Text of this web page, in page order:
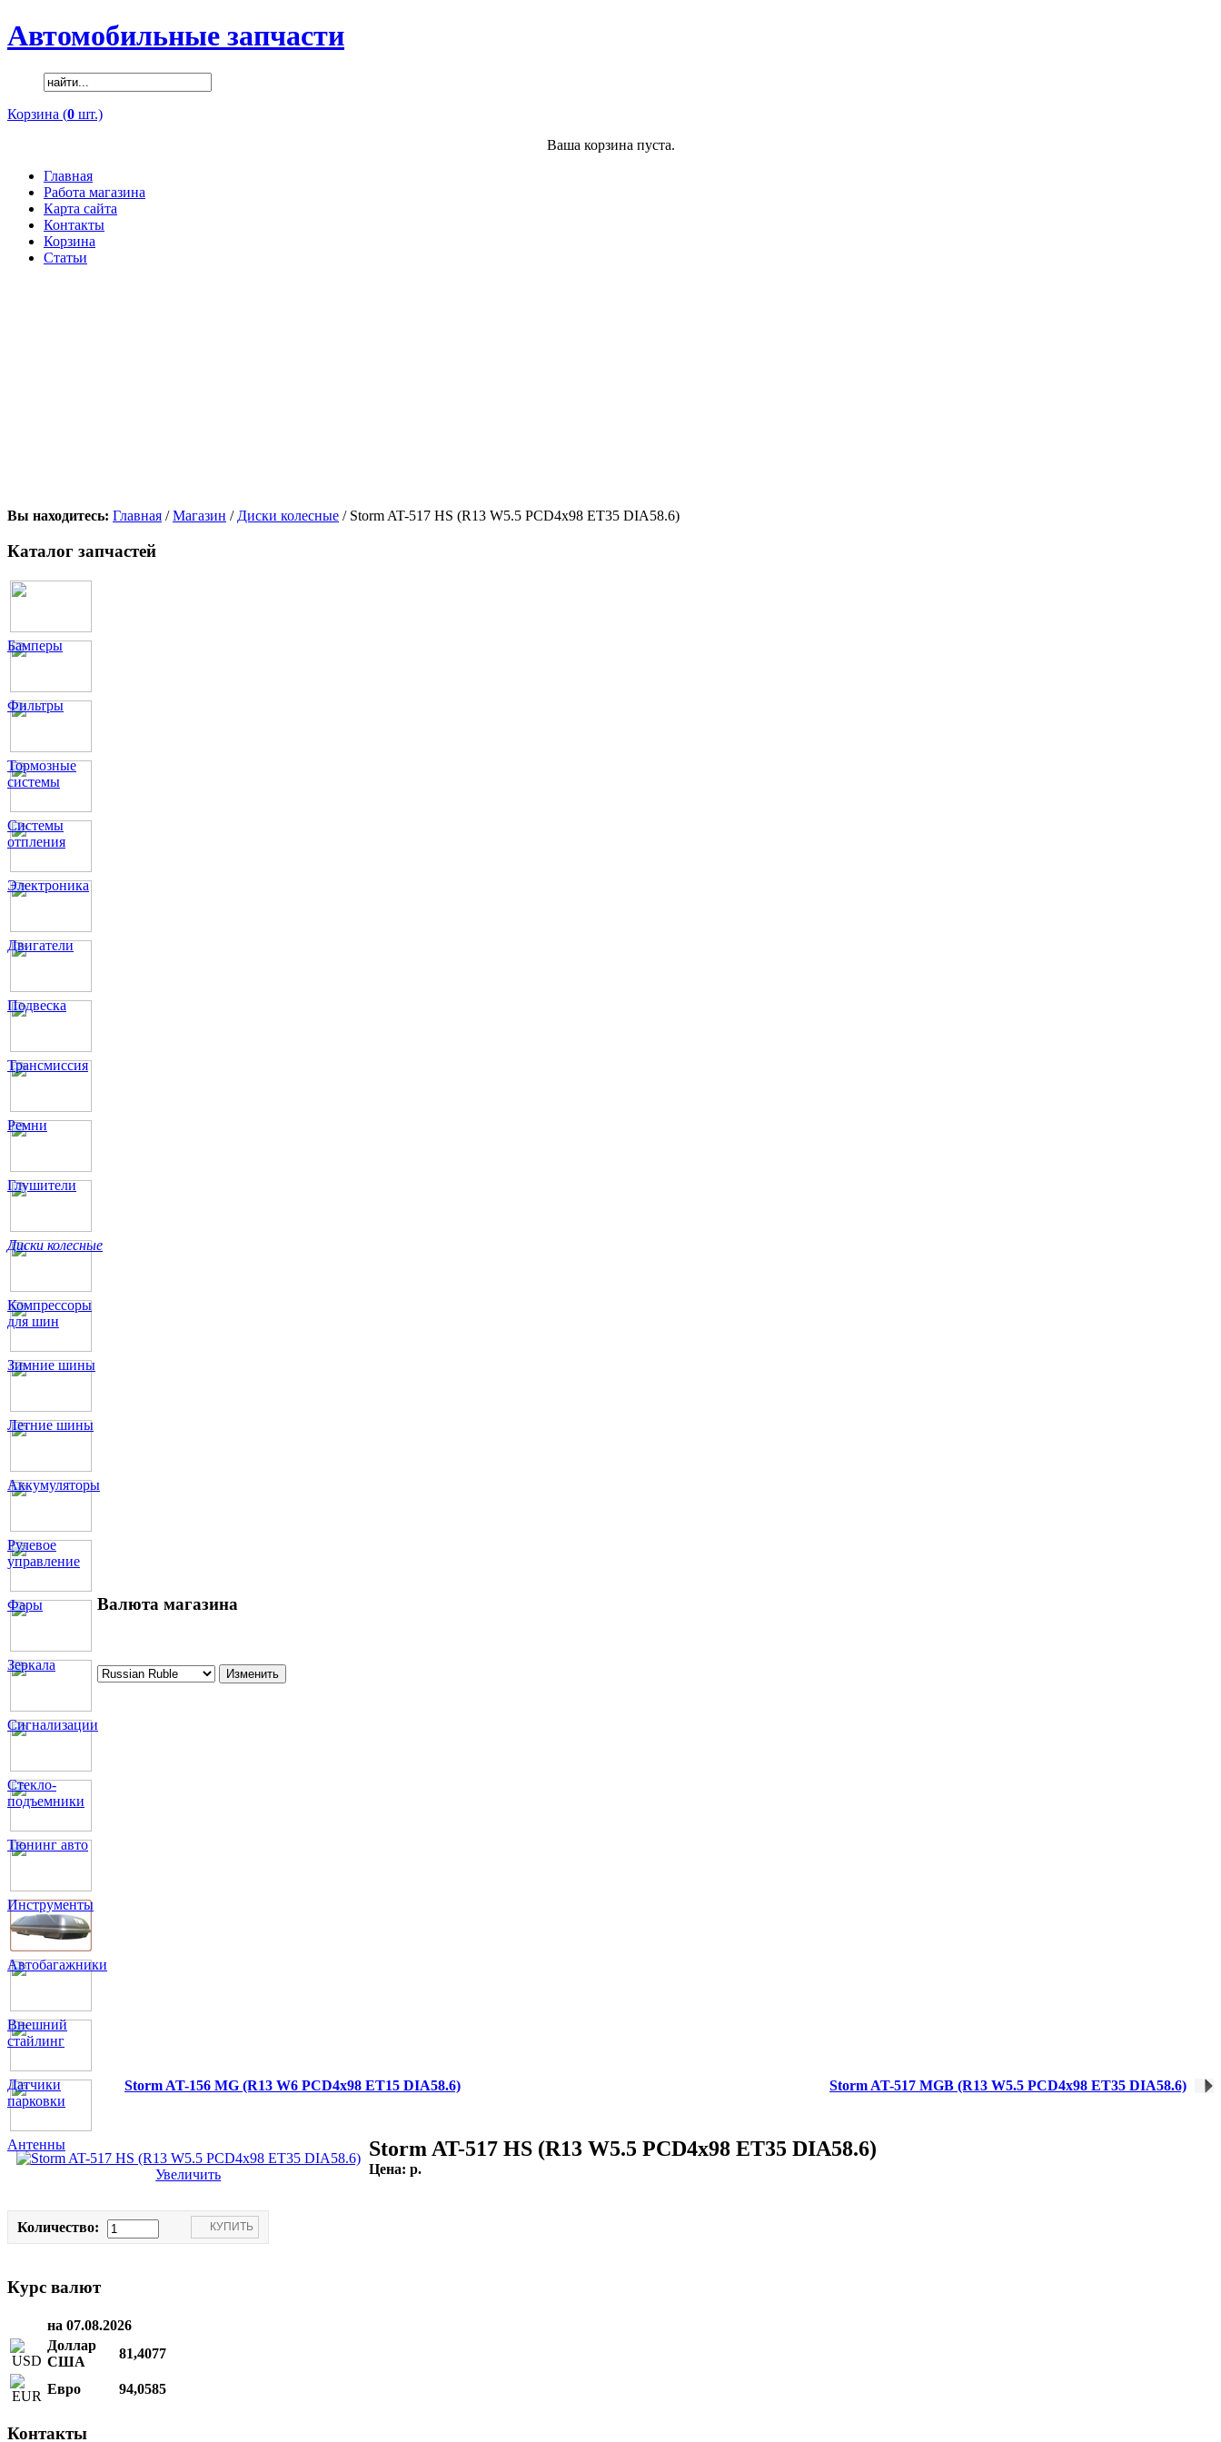
Автомобильные запчасти
Корзина (0 шт.)
Ваша корзина пуста.
Главная
Работа магазина
Карта сайта
Контакты
Корзина
Статьи
Вы находитесь: Главная /Магазин / Диски колесные / Storm AT-517 HS (R13 W5.5 PCD4x98 ET35 DIA58.6)
Каталог запчастей
Бамперы
Фильтры
Тормозные
системы
Системы
отпления
Электроника
Двигатели
Подвеска
Трансмиссия
Ремни
Глушители
Диски колесные
Компрессоры
для шин
Зимние шины
Летние шины
Аккумуляторы
Рулевое
управление
Фары
Зеркала
Сигнализации
Стекло-
подъемники
Тюнинг авто
Инструменты
Автобагажники
Внешний
стайлинг
Датчики
парковки
Антенны
Валюта магазина
Storm AT-156 MG (R13 W6 PCD4x98 ET15 DIA58.6) Storm AT-517 MGB (R13 W5.5 PCD4x98 ET35 DIA58.6)
Увеличить
Storm AT-517 HS (R13 W5.5 PCD4x98 ET35 DIA58.6)
Цена:p.
Количество:
Курс валют
на 07.08.2026
Доллар
США
81,4077
Евро 94,0585
Контакты